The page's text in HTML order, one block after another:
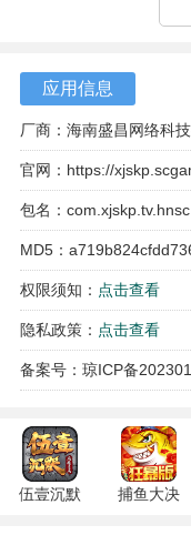
格。除了主线剧情，
步增强角色实力。
应用信息
厂商：海南盛昌网络科
官网： https://
包名：com.xjskp.tv.hnsc
MD5：
权限须知： 点击查看
隐私政策： 点击查看
备案号：琼ICP备
伍壹沉默
捕鱼大决